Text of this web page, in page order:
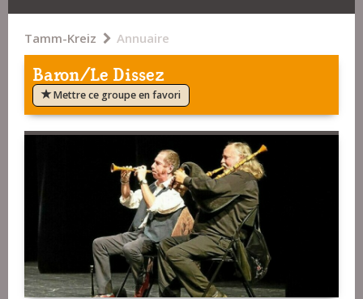
Tamm-Kreiz Annuaire
Baron/Le Dissez
Mettre ce groupe en favori